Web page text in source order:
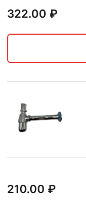
322.00 ₽
210.00 ₽